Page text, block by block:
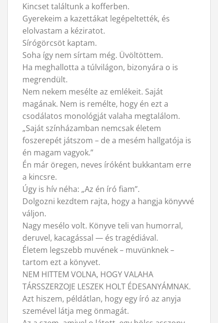
Kincset találtunk a kofferben.
Gyerekeim a kazettákat legépeltették, és
elolvastam a kéziratot.
Sírógörcsöt kaptam.
Soha így nem sírtam még. Üvöltöttem.
Ha meghallotta a túlvilágon, bizonyára o is
megrendült.
Nem nekem mesélte az emlékeit. Saját
magának. Nem is remélte, hogy én ezt a
csodálatos monológját valaha megtalálom.
„Saját színházamban nemcsak életem
foszerepét játszom – de a mesém hallgatója is
én magam vagyok.”
Én már öregen, neves íróként bukkantam erre
a kincsre.
Úgy is hív néha: „Az én író fiam”.
Dolgozni kezdtem rajta, hogy a hangja könyvvé
váljon.
Nagy mesélo volt. Könyve teli van humorral,
deruvel, kacagással — és tragédiával.
Életem legszebb muvének – muvünknek –
tartom ezt a könyvet.
NEM HITTEM VOLNA, HOGY VALAHA
TÁRSSZERZOJE LESZEK HOLT ÉDESANYÁMNAK.
Azt hiszem, példátlan, hogy egy író az anyja
szemével látja meg önmagát.